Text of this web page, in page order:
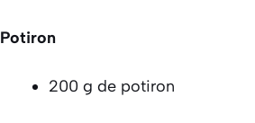
Potiron
200 g de potiron